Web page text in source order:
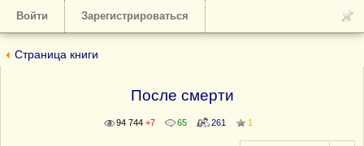
Войти Зарегистрироваться
Страница книги
После смерти
94 744 +7 65 261 1